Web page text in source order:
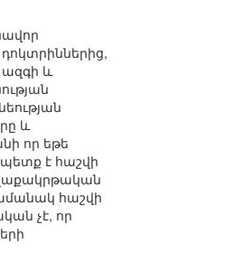
և
և
որ եթե
է հաշվի
հաշվի
չէ, որ